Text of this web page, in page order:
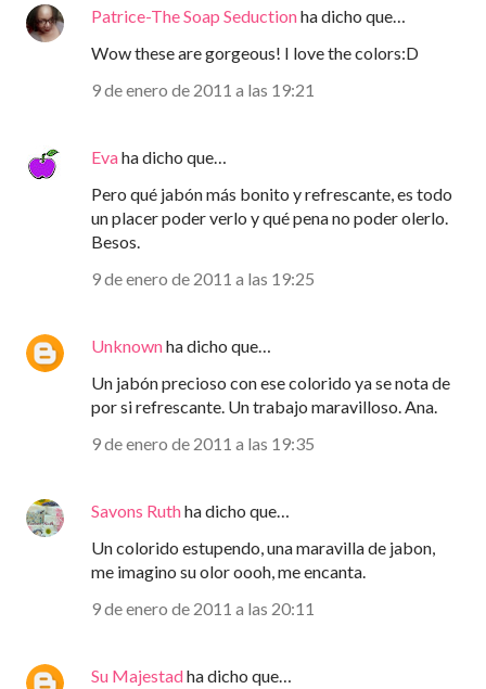
Patrice-The Soap Seductionha dicho que…
Wow these are gorgeous! I love the colors:D
9 de enero de 2011 a las 19:21
Evaha dicho que…
Pero qué jabón más bonito y refrescante, es todo
un placer poder verlo y qué pena no poder olerlo.
Besos.
9 de enero de 2011 a las 19:25
Unknownha dicho que…
Un jabón precioso con ese colorido ya se nota de
por si refrescante. Un trabajo maravilloso. Ana.
9 de enero de 2011 a las 19:35
Savons Ruthha dicho que…
Un colorido estupendo, una maravilla de jabon,
me imagino su olor oooh, me encanta.
9 de enero de 2011 a las 20:11
Su Majestadha dicho que…